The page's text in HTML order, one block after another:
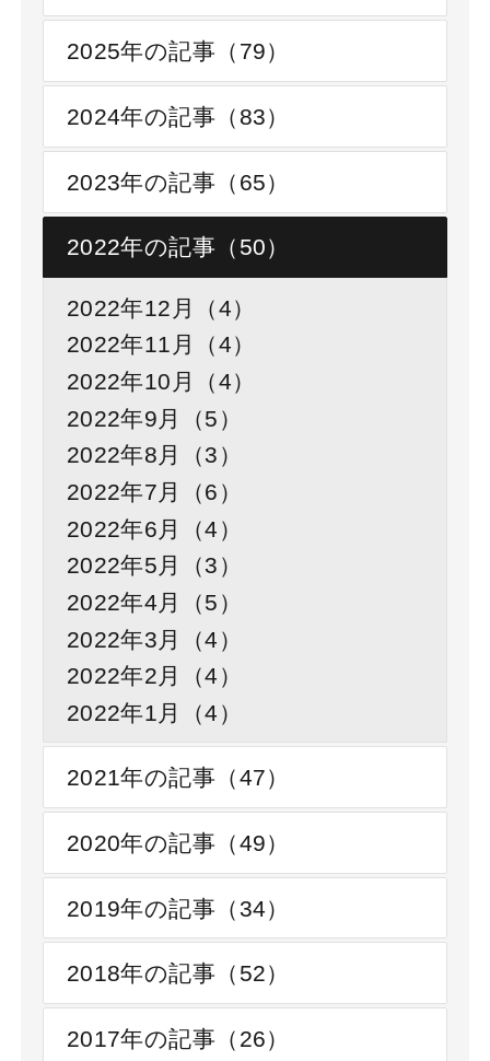
2025年の記事（79）
2024年の記事（83）
2023年の記事（65）
2022年の記事（50）
2022年12月（4）
2022年11月（4）
2022年10月（4）
2022年9月（5）
2022年8月（3）
2022年7月（6）
2022年6月（4）
2022年5月（3）
2022年4月（5）
2022年3月（4）
2022年2月（4）
2022年1月（4）
2021年の記事（47）
2020年の記事（49）
2019年の記事（34）
2018年の記事（52）
2017年の記事（26）